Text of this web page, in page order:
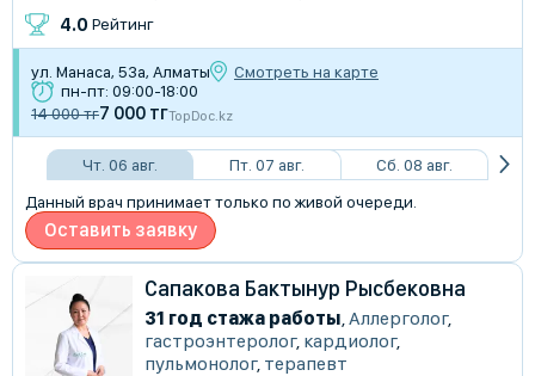
4.0 Рейтинг
ул. Манаса, 53а, Алматы
Смотреть на карте
пн-пт: 09:00-18:00
14 000 тг7 000 тгTopDoc.kz
Чт. 06 авг. Пт. 07 авг.
Сб. 08 авг.
Данный врач принимает только по живой очереди.
Оставить заявку
Сапакова Бактынур Рысбековна
31 год стажа работы,Аллерголог,
гастроэнтеролог, кардиолог,
пульмонолог, терапевт